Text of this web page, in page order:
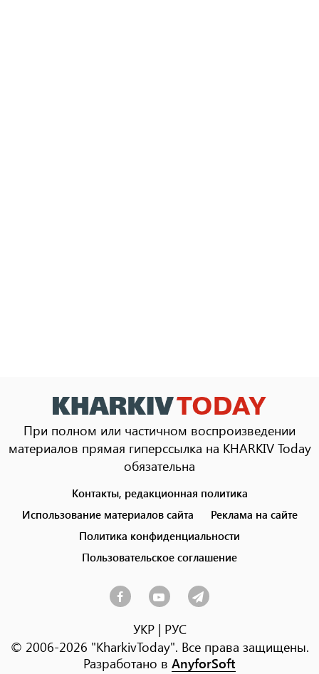
При полном или частичном воспроизведении
материалов прямая гиперссылка на KHARKIV Today
обязательна
menu
Контакты, редакционная политика
Использование материалов сайта
Реклама на сайте
Политика конфиденциальности
Пользовательское соглашение
УКР| РУС
© 2006-2026 "KharkivToday". Все права защищены.
Разработано в AnyforSoft